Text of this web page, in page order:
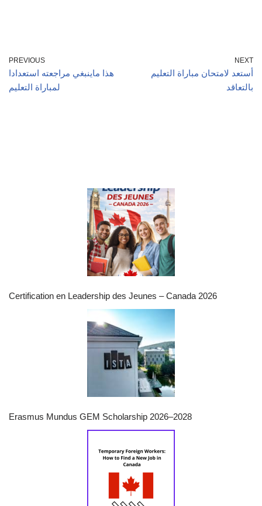
PREVIOUS
هذا ماينبغي مراجعته استعدادا
لمباراة التعليم
NEXT
أستعد لامتحان مباراة التعليم
بالتعاقد
Certification en Leadership des Jeunes – Canada 2026
Erasmus Mundus GEM Scholarship 2026–2028